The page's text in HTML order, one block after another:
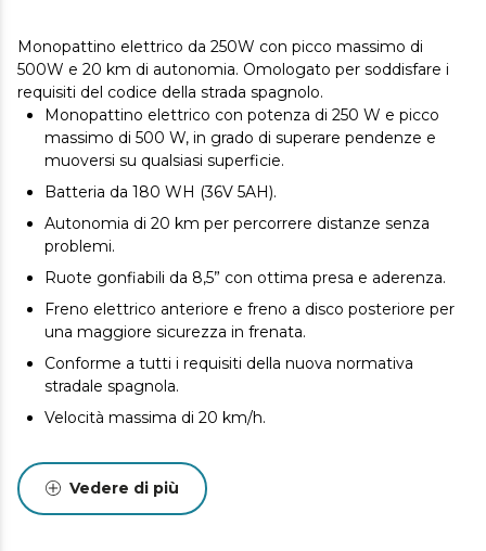
Monopattino elettrico da 250W con picco massimo di
500W e 20 km di autonomia. Omologato per soddisfare i
requisiti del codice della strada spagnolo.
Monopattino elettrico con potenza di 250 W e picco
massimo di 500 W, in grado di superare pendenze e
muoversi su qualsiasi superficie.
Batteria da 180 WH (36V 5AH).
Autonomia di 20 km per percorrere distanze senza
problemi.
Ruote gonfiabili da 8,5” con ottima presa e aderenza.
Freno elettrico anteriore e freno a disco posteriore per
una maggiore sicurezza in frenata.
Conforme a tutti i requisiti della nuova normativa
stradale spagnola.
Velocità massima di 20 km/h.
Vedere di più